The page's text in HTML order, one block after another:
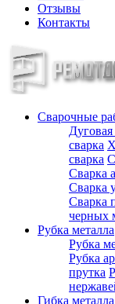
Отзывы
Контакты
Сварочные
Дуговая
сварка
сварка
Сварка
Сварка
Сварка
черных
Рубка металла
Рубка
Рубка
прутка
Гибка металла